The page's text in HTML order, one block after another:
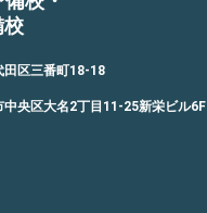
校
田区三番町18-18
中央区大名2丁目11-25新栄ビル6F